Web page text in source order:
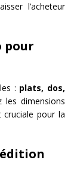
l’acheteur
pour
: plats, dos,
les dimensions
cruciale pour la